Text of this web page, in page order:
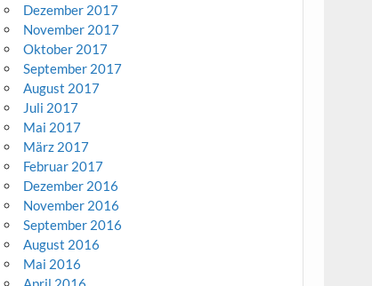
Dezember 2017
November 2017
Oktober 2017
September 2017
August 2017
Juli 2017
Mai 2017
März 2017
Februar 2017
Dezember 2016
November 2016
September 2016
August 2016
Mai 2016